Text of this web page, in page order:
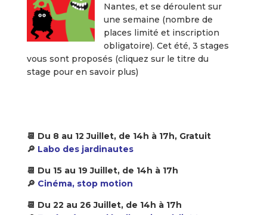
Nantes, et se déroulent sur
une semaine (nombre de
places limité et inscription
obligatoire). Cet été, 3 stages
vous sont proposés (cliquez sur le titre du
stage pour en savoir plus)
📆 Du 8 au 12 Juillet, de 14h à 17h, Gratuit
🔎 Labo des jardinautes
📆 Du 15 au 19 Juillet, de 14h à 17h
🔎 Cinéma, stop motion
📆 Du 22 au 26 Juillet, de 14h à 17h